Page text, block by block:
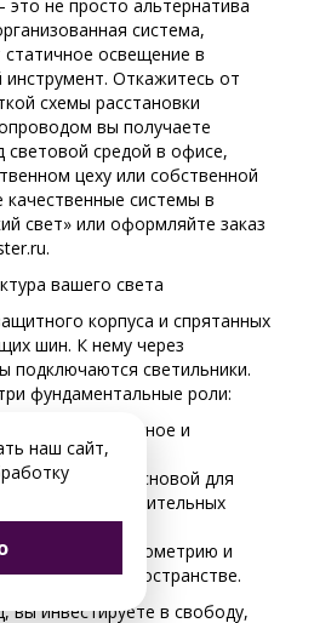
не просто альтернатива
система,
освещение в
Откажитесь от
схемы расстановки
вы получаете
световой средой в офисе,
цеху или собственной
системы в
свет» или оформляйте заказ
вашего света
корпуса и спрятанных
шин. К нему через
подключаются светильники.
фундаментальные роли:
безопасное и
Служит основой для
осветительных
Задает геометрию и
в пространстве.
вы инвестируете в свободу,
наш сайт,